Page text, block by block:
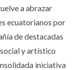
a abrazar
ecuatorianos por
de destacadas
y artístico
iniciativa